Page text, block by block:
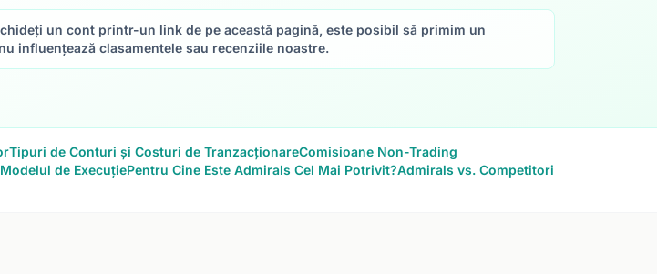
un cont printr-un link de pe această pagină, este posibil să primim un
influențează clasamentele sau recenziile noastre.
Tipuri de Conturi și Costuri de TranzacționareComisioane Non-Trading
Modelul de ExecuțiePentru Cine Este Admirals Cel Mai Potrivit?Admirals vs. Competitori